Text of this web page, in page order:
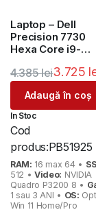
Laptop – Dell
Precision 7730
Hexa Core i9-
4.385lei
Prețul
inițial
a
fost:
4.385 lei.
3.725
Prețul
curent
este:
3.725 lei.
Adaugă în coș
In Stoc
Cod
produs:PB51925
RAM: 16 max 64 •
512 •Video: NVIDIA
Quadro P3200 8 •
1 sau 3 ANI • OS: Opt
Win 11 Home/Pro